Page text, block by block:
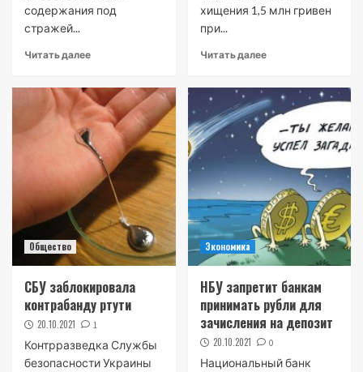
содержания под
стражей...
Читать далее
хищения 1,5 млн гривен
при...
Читать далее
Общество
СБУ заблокировала
контрабанду ртути
20.10.2021 1
Контрразведка Службы
безопасности Украины
Экономика
НБУ запретит банкам
принимать рубли для
зачисления на депозит
20.10.2021 0
Национальный банк